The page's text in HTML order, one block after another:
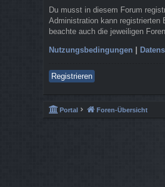
Du musst in diesem Forum
Administration kann registrierten
beachte auch die jeweiligen
Nutzungsbedingungen |
Registrieren
Portal Foren-Übersicht